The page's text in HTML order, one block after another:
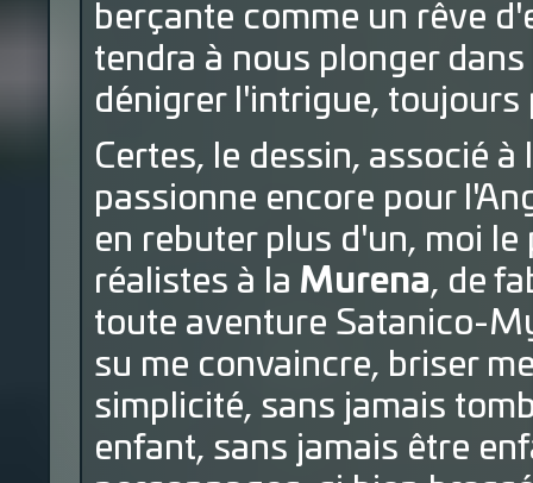
berçante comme un rêve
tendra à nous plonger
dénigrer l'intrigue, toujours
Certes, le dessin, associé
passionne encore pour
en rebuter plus d'un, moi
réalistes à la Murena, de
toute aventure Satanico-
su me convaincre, briser
simplicité, sans jamais
enfant, sans jamais être